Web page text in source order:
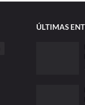
ÚLTIMAS